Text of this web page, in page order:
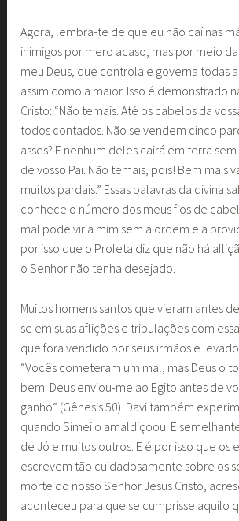
Agora, lembra-te de que eu não caí nas
inimigos por mero acaso, mas por meio
meu Deus, que controla e governa todas
assim como a maior. Isso é demonstrado
Cristo: “Não temais. Até os cabelos da
todos contados. Não se vendem cinco
asses? E nenhum deles cairá em terra
de vosso Pai. Não temais, pois! Bem mais
muitos pardais.” Essas palavras da divina
conhece o número dos meus fios de
mal pode vir a mim sem a ordem e a
por isso que o Profeta diz que não há
o Senhor não tenha desejado.
Muitos homens santos que vieram antes
se em suas aflições e tribulações com
que fora vendido por seus irmãos e
“Vocês cometeram um mal, mas Deus o
bem. Deus enviou-me ao Egito antes de
ganho” (Gênesis 50). Davi também
quando Simei o amaldiçoou. E
de Jó e muitos outros. E é por isso que os
escrevem tão cuidadosamente sobre os
morte do nosso Senhor Jesus Cristo,
aconteceu para que se cumprisse aquilo